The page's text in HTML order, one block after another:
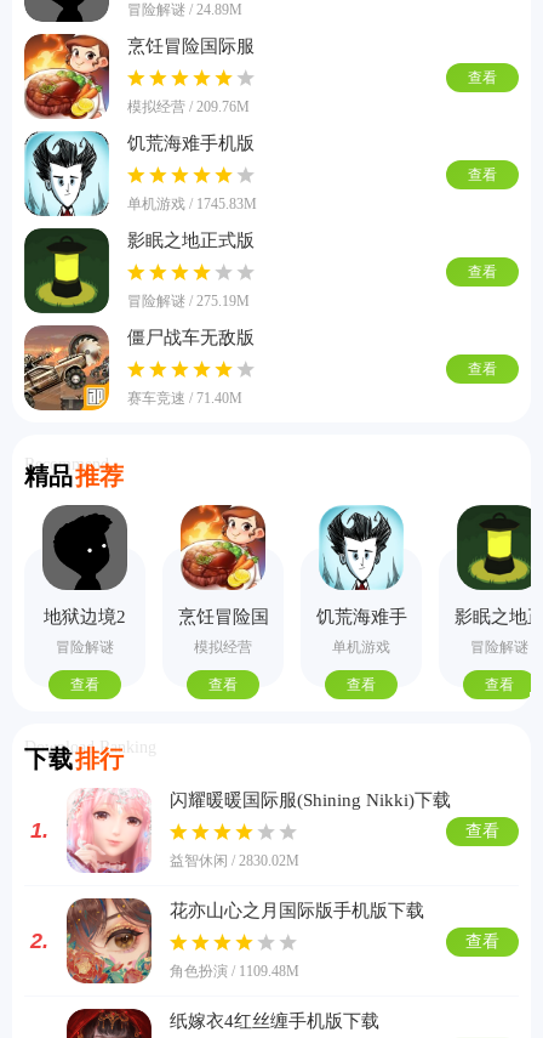
冒险解谜 / 24.89M
烹饪冒险国际服
模拟经营 / 209.76M
查看
饥荒海难手机版
单机游戏 / 1745.83M
查看
影眠之地正式版
冒险解谜 / 275.19M
查看
僵尸战车无敌版
赛车竞速 / 71.40M
查看
精品推荐
Recommend
地狱边境2
手机版
冒险解谜
查看
烹饪冒险国
际服
模拟经营
查看
饥荒海难手
机版
单机游戏
查看
影眠之地
式版
冒险解谜
查看
下载排行
Download Ranking
1.
闪耀暖暖国际服(Shining Nikki)下载
益智休闲 / 2830.02M
查看
2.
花亦山心之月国际版手机版下载
角色扮演 / 1109.48M
查看
纸嫁衣4红丝缠手机版下载